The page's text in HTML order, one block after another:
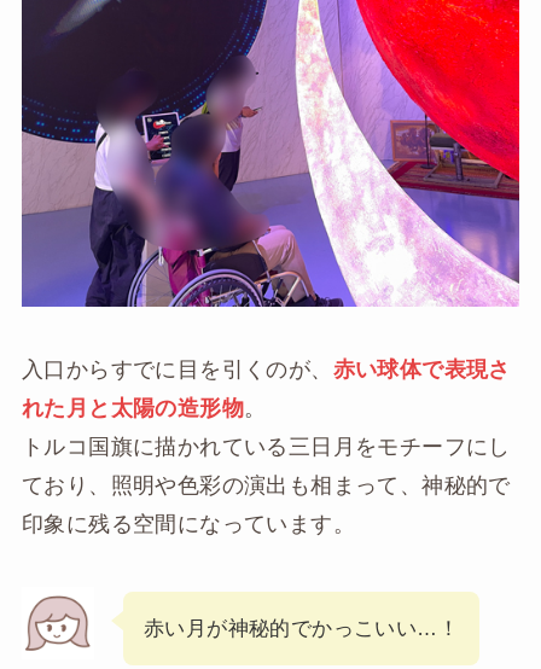
入口からすでに目を引くのが、 赤い球体で表現さ
れた月と太陽の造形物。
トルコ国旗に描かれている三日月をモチーフにし
ており、照明や色彩の演出も相まって、神秘的で
印象に残る空間になっています。
赤い月が神秘的でかっこいい…！